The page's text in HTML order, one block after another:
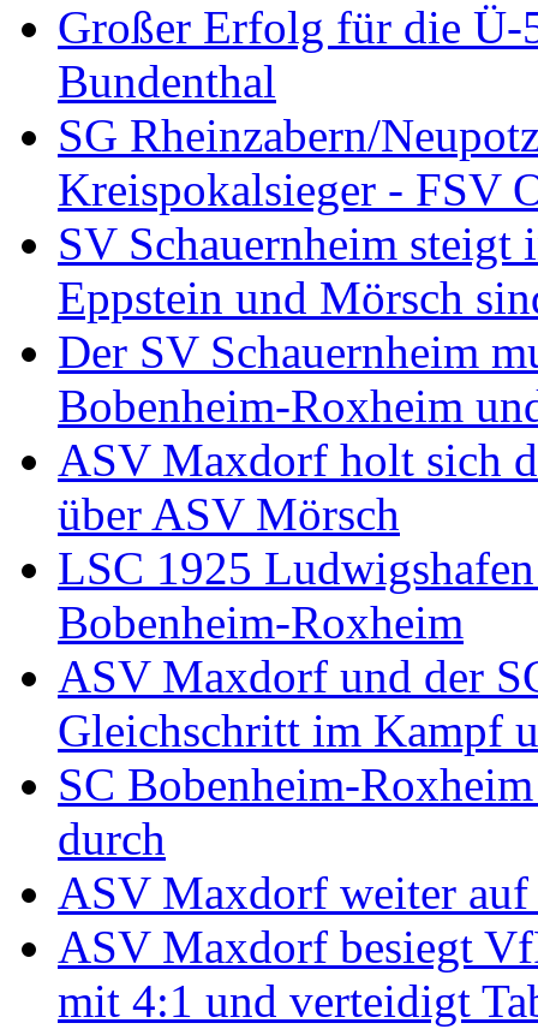
Großer Erfolg für die Ü-
Bundenthal
SG Rheinzabern/
Kreispokalsieger - FSV
SV Schauernheim steigt
Eppstein und Mörsch
Der SV Schauernheim
Bobenheim-Roxheim
ASV Maxdorf holt sich
über ASV Mörsch
LSC 1925
Bobenheim-Roxheim
ASV Maxdorf und der
Gleichschritt im Kampf
SC Bobenheim-
durch
ASV Maxdorf weiter auf
ASV Maxdorf besiegt
mit 4:1 und verteidigt